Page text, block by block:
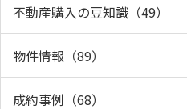
不動産購入の豆知識（49）
物件情報（89）
成約事例（68）